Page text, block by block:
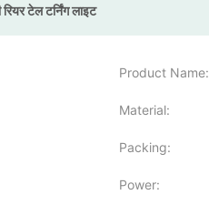
टेल टर्निंग लाइट
Product Name:
Material:
Packing:
Power: